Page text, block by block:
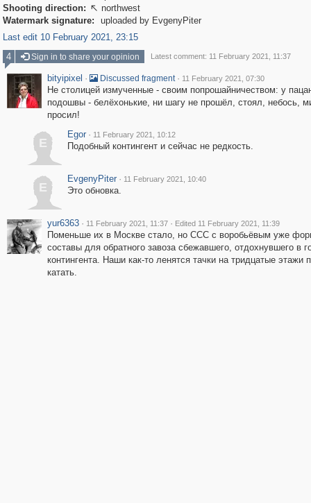
Shooting direction:  northwest
Watermark signature:
uploaded by EvgenyPiter
Last edit 10 February 2021, 23:15
4
Sign in to share your opinion Latest comment: 11 February 2021, 11:37
bityipixel · Discussed fragment · 11 February 2021, 07:30
Не столицей измученные - своим попрошайничеством: у
подошвы - белёхонькие, ни шагу не прошёл, стоял, небось,
просил!
E
Egor · 11 February 2021, 10:12
Подобный контингент и сейчас не редкость.
E
EvgenyPiter · 11 February 2021, 10:40
Это обновка.
yur6363 · 11 February 2021, 11:37 · Edited 11 February 2021, 11:39
Поменьше их в Москве стало, но ССС с воробьёвым уже
составы для обратного завоза сбежавшего, отдохнувшего в
контингента. Наши как-то ленятся тачки на тридцатые этажи
катать.